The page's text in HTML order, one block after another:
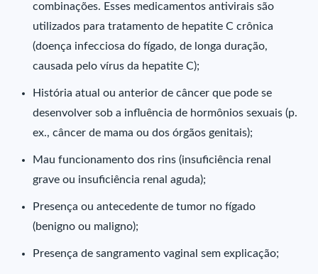
combinações. Esses medicamentos antivirais são
utilizados para tratamento de hepatite C crônica
(doença infecciosa do fígado, de longa duração,
causada pelo vírus da hepatite C);
História atual ou anterior de câncer que pode se
desenvolver sob a influência de hormônios sexuais (p.
ex., câncer de mama ou dos órgãos genitais);
Mau funcionamento dos rins (insuficiência renal
grave ou insuficiência renal aguda);
Presença ou antecedente de tumor no fígado
(benigno ou maligno);
Presença de sangramento vaginal sem explicação;